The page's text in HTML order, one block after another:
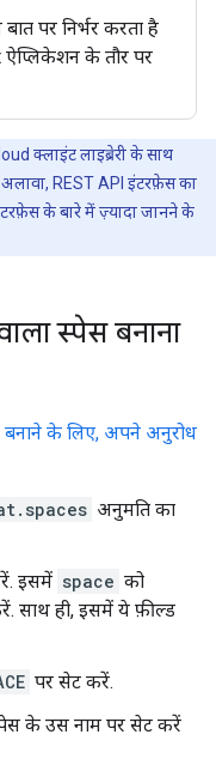
पर निर्भर करता है
ऐप्लिकेशन के तौर पर
क्लाइंट लाइब्रेरी के साथ
REST API इंटरफ़ेस का
के बारे में ज़्यादा जानने के
स्पेस बनाना
बनाने के लिए, अपने अनुरोध
अनुमति का
इसमें space को
साथ ही, इसमें ये फ़ील्ड
पर सेट करें.
के उस नाम पर सेट करें